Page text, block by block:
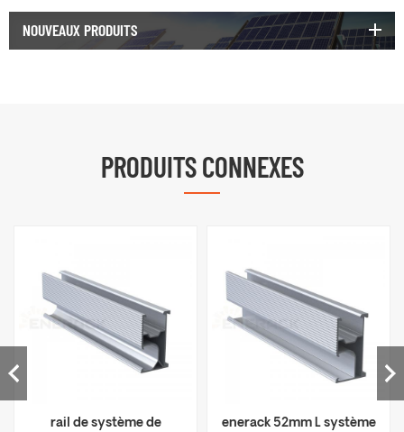
NOUVEAUX PRODUITS
PRODUITS CONNEXES
rail de système de
enerack 52mm L système